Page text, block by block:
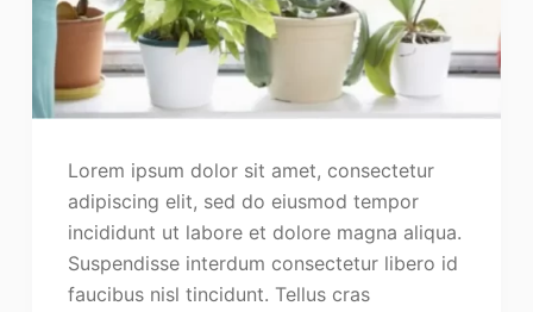
Lorem ipsum dolor sit amet, consectetur
adipiscing elit, sed do eiusmod tempor
incididunt ut labore et dolore magna aliqua.
Suspendisse interdum consectetur libero id
faucibus nisl tincidunt. Tellus cras